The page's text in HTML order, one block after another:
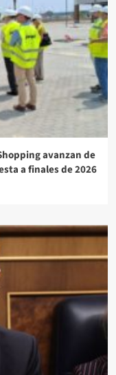
avanzan de
a finales de 2026